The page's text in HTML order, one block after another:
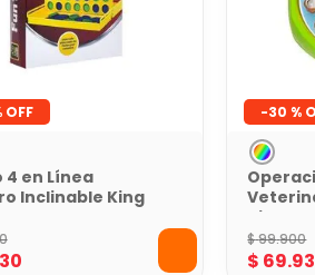
4 en Línea
Inclinable King
-30 %
King
$99.900
$ 69.